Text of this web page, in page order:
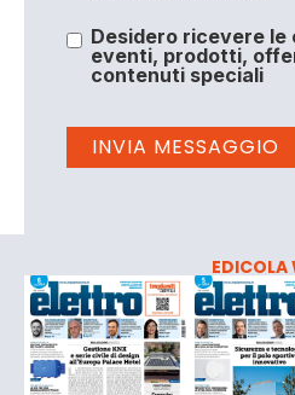
Desidero ricevere le
eventi, prodotti,
contenuti speciali
EDICOLA